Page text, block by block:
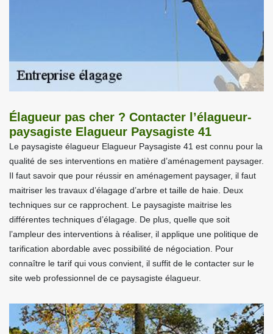
Élagueur pas cher ? Contacter l’élagueur-
paysagiste Elagueur Paysagiste 41
Le paysagiste élagueur Elagueur Paysagiste 41 est connu pour la
qualité de ses interventions en matière d’aménagement paysager.
Il faut savoir que pour réussir en aménagement paysager, il faut
maitriser les travaux d’élagage d’arbre et taille de haie. Deux
techniques sur ce rapprochent. Le paysagiste maitrise les
différentes techniques d’élagage. De plus, quelle que soit
l’ampleur des interventions à réaliser, il applique une politique de
tarification abordable avec possibilité de négociation. Pour
connaître le tarif qui vous convient, il suffit de le contacter sur le
site web professionnel de ce paysagiste élagueur.